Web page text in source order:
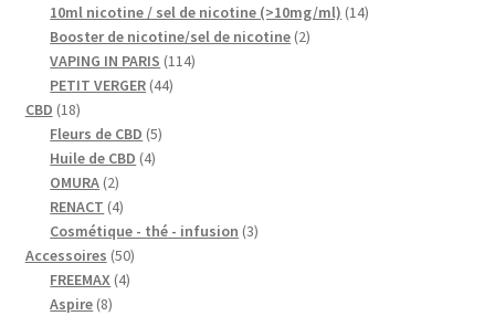
produits
10ml nicotine / sel de nicotine (>10mg/ml) 1414
Booster de nicotine/sel de nicotine 22
VAPING IN PARIS 114114
PETIT VERGER 4444
CBD 1818
produits
Fleurs de CBD 55
Huile de CBD 44
OMURA 22
produits
RENACT 44
produits
Cosmétique - thé - infusion 33
Accessoires 5050
produits
FREEMAX 44
Aspire 88